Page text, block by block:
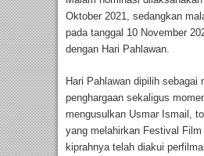
Oktober 2021, sedangkan
pada tanggal 10 November
dengan Hari Pahlawan.
Hari Pahlawan dipilih sebagai
penghargaan sekaligus
mengusulkan Usmar Ismail,
yang melahirkan Festival
kiprahnya telah diakui